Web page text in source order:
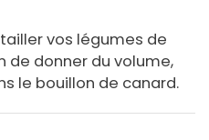
vos légumes de
de donner du volume,
le bouillon de canard.